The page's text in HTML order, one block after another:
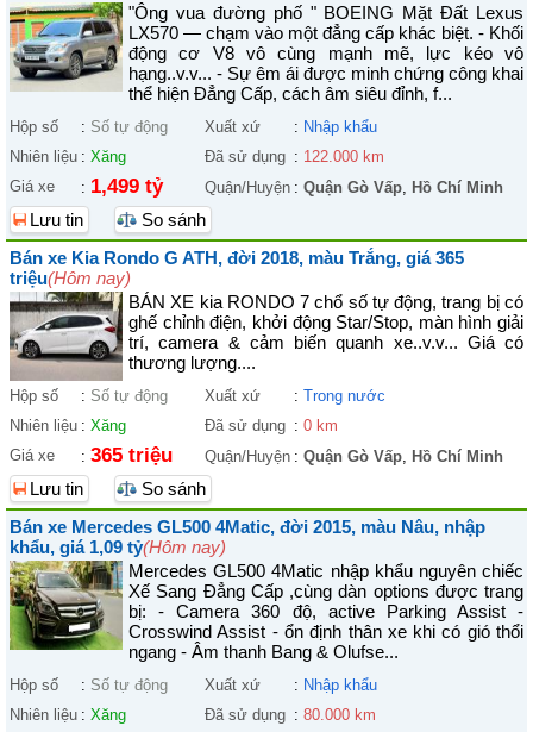
"Ông vua đường phố " BOEING Mặt Đất Lexus
LX570 — chạm vào một đẳng cấp khác biệt. - Khối
động cơ V8 vô cùng mạnh mẽ, lực kéo vô
hạng..v.v... - Sự êm ái được minh chứng công khai
thể hiện Đẳng Cấp, cách âm siêu đỉnh, f...
Hộp số : Số tự động Xuất xứ : Nhập khẩu
Nhiên liệu : Xăng Đã sử dụng : 122.000 km
Giá xe
: 1,499 tỷ Quận/Huyện : Quận Gò Vấp, Hồ Chí Minh
Lưu tin
So sánh
Bán xe Kia Rondo G ATH, đời 2018, màu Trắng, giá 365
triệu(Hôm nay)
BÁN XE kia RONDO 7 chổ số tự động, trang bị có
ghế chỉnh điện, khởi động Star/Stop, màn hình giải
trí, camera & cảm biến quanh xe..v.v... Giá có
thương lượng....
Hộp số : Số tự động Xuất xứ : Trong nước
Nhiên liệu : Xăng Đã sử dụng : 0 km
Giá xe
: 365 triệu Quận/Huyện : Quận Gò Vấp, Hồ Chí Minh
Lưu tin
So sánh
Bán xe Mercedes GL500 4Matic, đời 2015, màu Nâu, nhập
khẩu, giá 1,09 tỷ(Hôm nay)
Mercedes GL500 4Matic nhập khẩu nguyên chiếc
Xế Sang Đẳng Cấp ,cùng dàn options được trang
bị: - Camera 360 độ, active Parking Assist -
Crosswind Assist - ổn định thân xe khi có gió thổi
ngang - Âm thanh Bang & Olufse...
Hộp số : Số tự động Xuất xứ : Nhập khẩu
Nhiên liệu : Xăng Đã sử dụng : 80.000 km